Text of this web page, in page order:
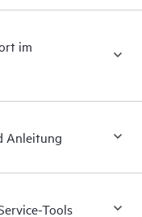
im
Anleitung
Tools